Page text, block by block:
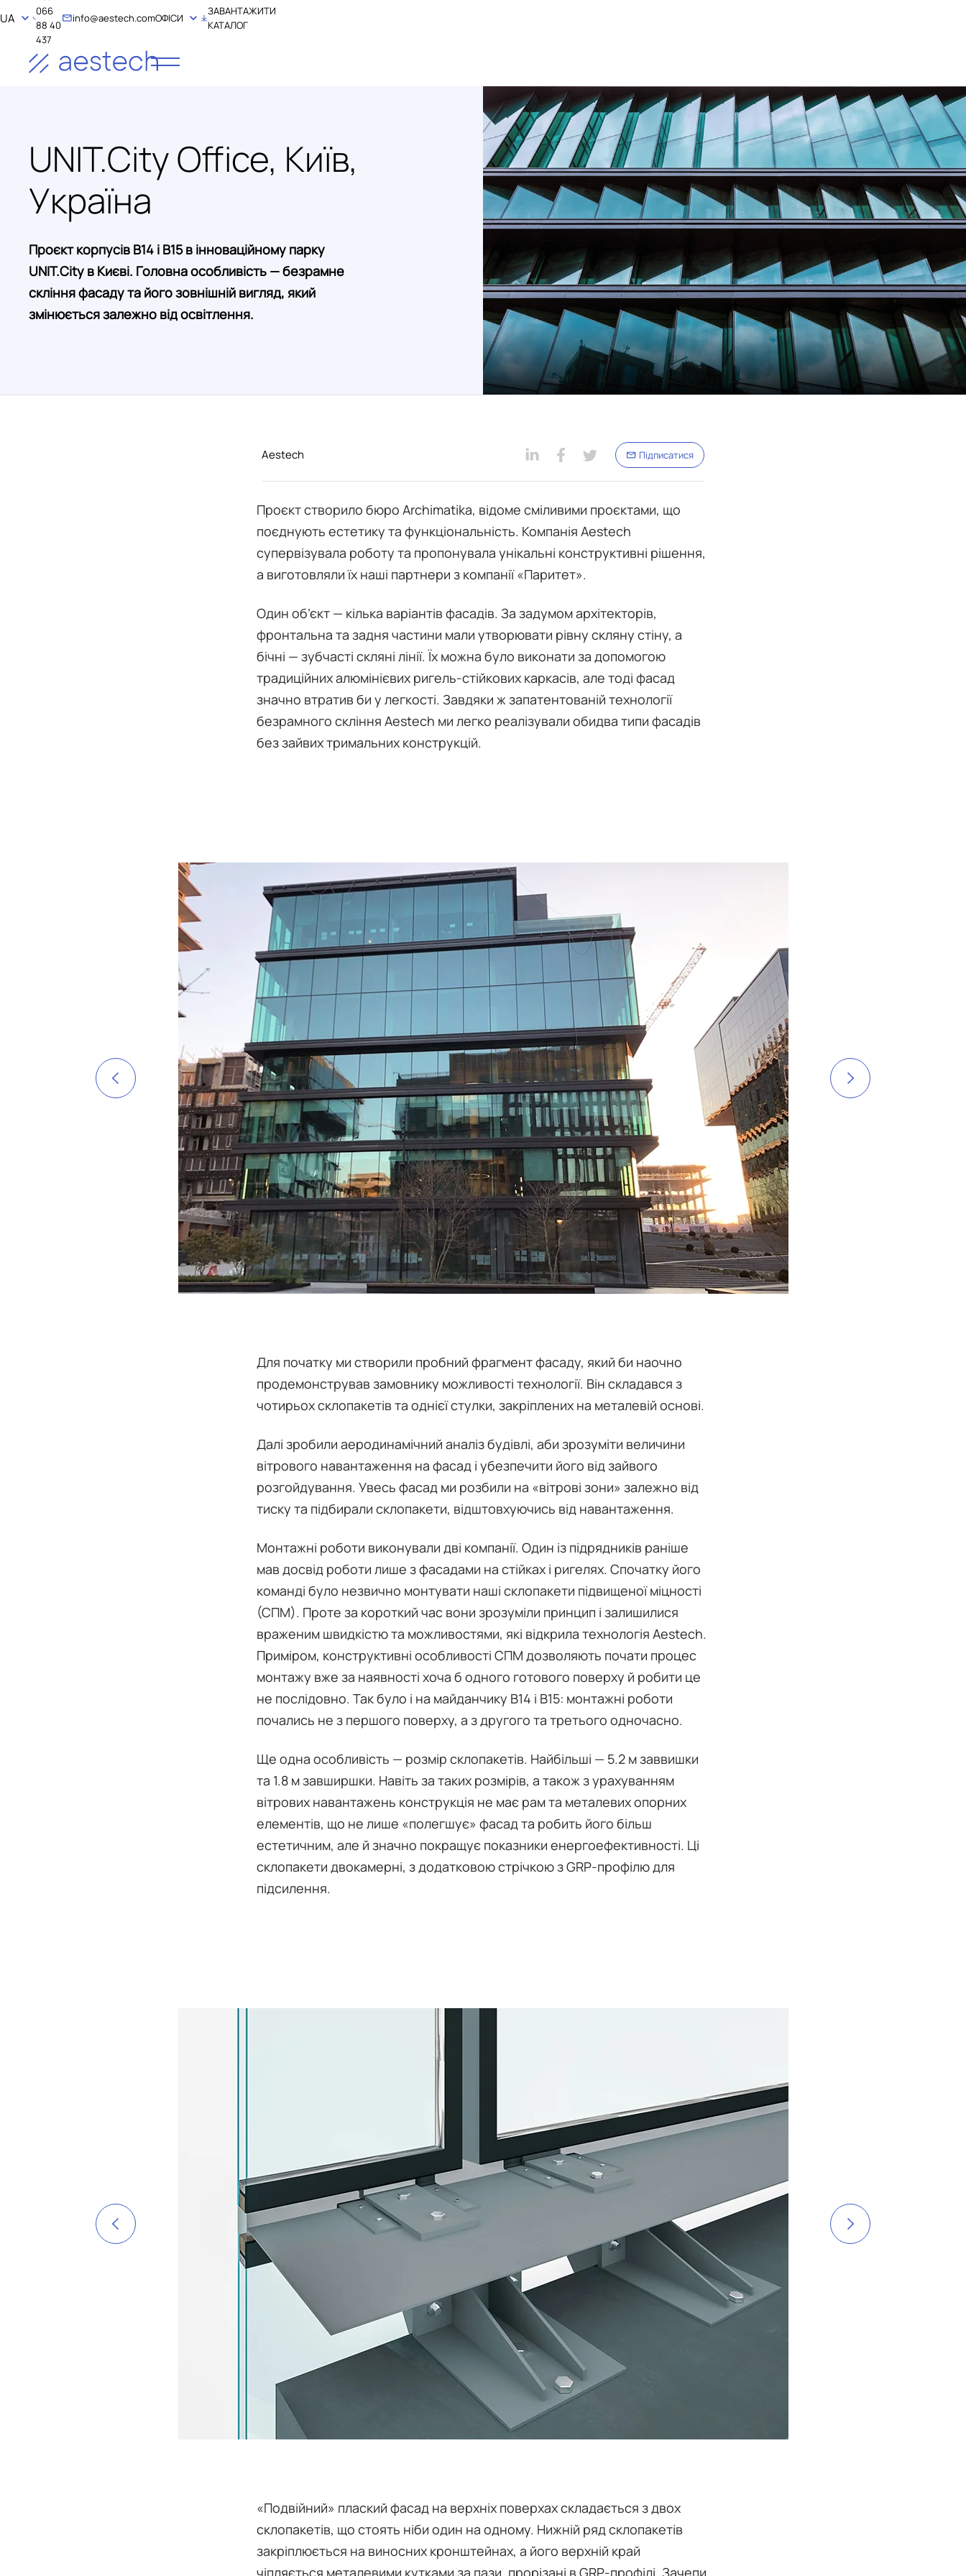
UA
066
88 40
437
info@aestech.comОФІСИ
ЗАВАНТАЖИТИ
КАТАЛОГ
UNIT.City Office, Київ,
Україна
Проєкт корпусів В14 і В15 в інноваційному парку
UNIT.City в Києві. Головна особливість — безрамне
скління фасаду та його зовнішній вигляд, який
змінюється залежно від освітлення.
Aestech Підписатися
Проєкт створило бюро Archimatika, відоме сміливими проєктами, що
поєднують естетику та функціональність. Компанія Aestech
супервізувала роботу та пропонувала унікальні конструктивні рішення,
а виготовляли їх наші партнери з компанії «Паритет».
Один об’єкт — кілька варіантів фасадів. За задумом архітекторів,
фронтальна та задня частини мали утворювати рівну скляну стіну, а
бічні — зубчасті скляні лінії. Їх можна було виконати за допомогою
традиційних алюмінієвих ригель-стійкових каркасів, але тоді фасад
значно втратив би у легкості. Завдяки ж запатентованій технології
безрамного скління Aestech ми легко реалізували обидва типи фасадів
без зайвих тримальних конструкцій.
Для початку ми створили пробний фрагмент фасаду, який би наочно
продемонстрував замовнику можливості технології. Він складався з
чотирьох склопакетів та однієї стулки, закріплених на металевій основі.
Далі зробили аеродинамічний аналіз будівлі, аби зрозуміти величини
вітрового навантаження на фасад і убезпечити його від зайвого
розгойдування. Увесь фасад ми розбили на «вітрові зони» залежно від
тиску та підбирали склопакети, відштовхуючись від навантаження.
Монтажні роботи виконували дві компанії. Один із підрядників раніше
мав досвід роботи лише з фасадами на стійках і ригелях. Спочатку його
команді було незвично монтувати наші склопакети підвищеної міцності
(СПМ). Проте за короткий час вони зрозуміли принцип і залишилися
враженим швидкістю та можливостями, які відкрила технологія Aestech.
Приміром, конструктивні особливості СПМ дозволяють почати процес
монтажу вже за наявності хоча б одного готового поверху й робити це
не послідовно. Так було і на майданчику В14 і В15: монтажні роботи
почались не з першого поверху, а з другого та третього одночасно.
Ще одна особливість — розмір склопакетів. Найбільші — 5.2 м заввишки
та 1.8 м завширшки. Навіть за таких розмірів, а також з урахуванням
вітрових навантажень конструкція не має рам та металевих опорних
елементів, що не лише «полегшує» фасад та робить його більш
естетичним, але й значно покращує показники енергоефективності. Ці
склопакети двокамерні, з додатковою стрічкою з GRP-профілю для
підсилення.
«Подвійний» плаский фасад на верхніх поверхах складається з двох
склопакетів, що стоять ніби один на одному. Нижній ряд склопакетів
закріплюється на виносних кронштейнах, а його верхній край